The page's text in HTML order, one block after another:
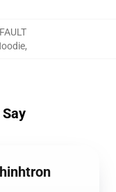
,